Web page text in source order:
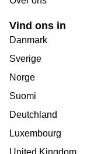
Vind ons in
Danmark
Sverige
Norge
Suomi
Deutchland
Luxembourg